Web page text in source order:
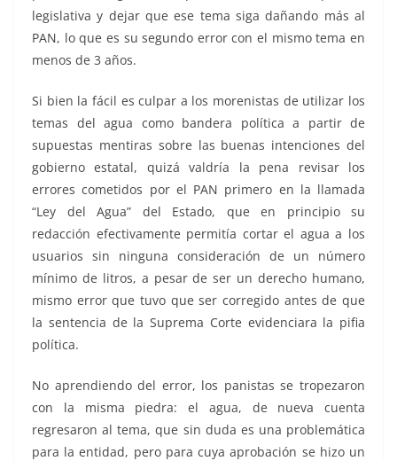
legislativa y dejar que ese tema siga dañando más al
PAN, lo que es su segundo error con el mismo tema en
menos de 3 años.
Si bien la fácil es culpar a los morenistas de utilizar los
temas del agua como bandera política a partir de
supuestas mentiras sobre las buenas intenciones del
gobierno estatal, quizá valdría la pena revisar los
errores cometidos por el PAN primero en la llamada
“Ley del Agua” del Estado, que en principio su
redacción efectivamente permitía cortar el agua a los
usuarios sin ninguna consideración de un número
mínimo de litros, a pesar de ser un derecho humano,
mismo error que tuvo que ser corregido antes de que
la sentencia de la Suprema Corte evidenciara la pifia
política.
No aprendiendo del error, los panistas se tropezaron
con la misma piedra: el agua, de nueva cuenta
regresaron al tema, que sin duda es una problemática
para la entidad, pero para cuya aprobación se hizo un